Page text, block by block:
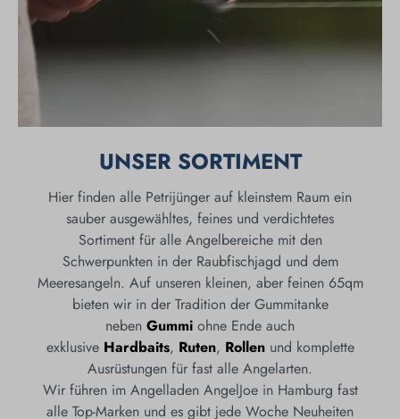
UNSER SORTIMENT
Hier finden alle Petrijünger auf kleinstem Raum ein
sauber ausgewähltes, feines und verdichtetes
Sortiment für alle Angelbereiche mit den
Schwerpunkten in der Raubfischjagd und dem
Meeresangeln. Auf unseren kleinen, aber feinen 65qm
bieten wir in der Tradition der Gummitanke
neben Gummi ohne Ende auch
exklusive Hardbaits, Ruten, Rollenund komplette
Ausrüstungen für fast alle Angelarten.
Wir führen im Angelladen AngelJoe in Hamburg fast
alle Top-Marken und es gibt jede Woche Neuheiten